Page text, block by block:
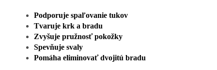
Podporuje spaľovanie tukov
Tvaruje krk a bradu
Zvyšuje pružnosť pokožky
Spevňuje svaly
Pomáha eliminovať dvojitú bradu